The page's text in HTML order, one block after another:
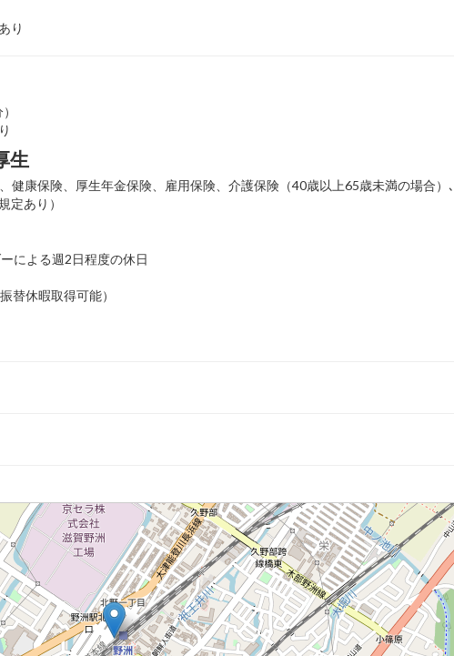
り
生
康保険、厚生年金保険、雇用保険、介護保険（40歳以上65歳未満の場合）
定あり）
による週2日程度の休日
替休暇取得可能）